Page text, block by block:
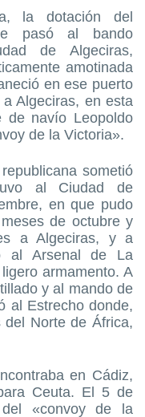
la dotación del
pasó al bando
de Algeciras,
amotinada
en ese puerto
Algeciras, en esta
de navío Leopoldo
de la Victoria».
sometió
al Ciudad de
en que pudo
de octubre y
a Algeciras, y a
al Arsenal de La
armamento. A
y al mando de
al Estrecho donde,
Norte de África,
en Cádiz,
Ceuta. El 5 de
«convoy de la